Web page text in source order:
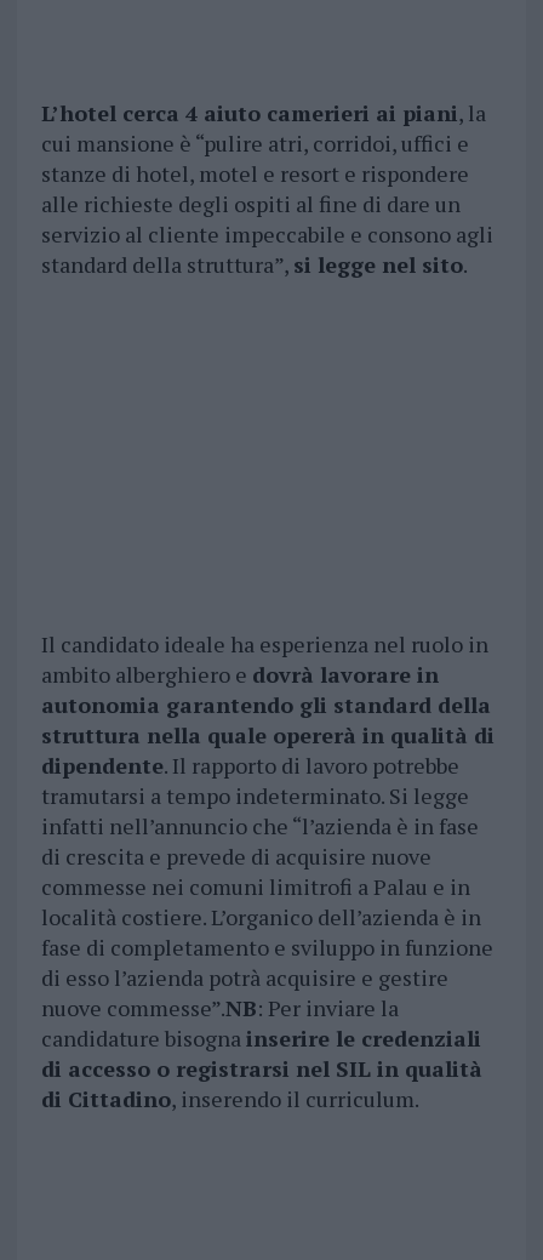
L’hotel cerca 4 aiuto camerieri ai piani, la
cui mansione è “pulire atri, corridoi, uffici e
stanze di hotel, motel e resort e rispondere
alle richieste degli ospiti al fine di dare un
servizio al cliente impeccabile e consono agli
standard della struttura”, si legge nel sito.
Il candidato ideale ha esperienza nel ruolo in
ambito alberghiero e dovrà lavorare in
autonomia garantendo gli standard della
struttura nella quale opererà in qualità di
dipendente. Il rapporto di lavoro potrebbe
tramutarsi a tempo indeterminato. Si legge
infatti nell’annuncio che “l’azienda è in fase
di crescita e prevede di acquisire nuove
commesse nei comuni limitrofi a Palau e in
località costiere. L’organico dell’azienda è in
fase di completamento e sviluppo in funzione
di esso l’azienda potrà acquisire e gestire
nuove commesse”.NB: Per inviare la
candidature bisognainserire le credenziali
di accesso o registrarsi nel SIL in qualità
di Cittadino, inserendo il curriculum.